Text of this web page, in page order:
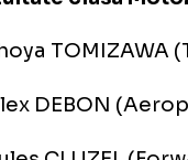
Technomag a
se departeze